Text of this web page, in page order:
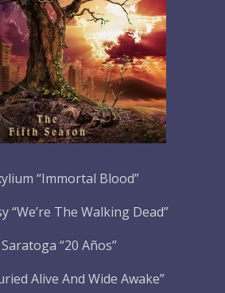
“Immortal Blood”
“We’re The Walking Dead”
“20 Años”
Alive And Wide Awake”